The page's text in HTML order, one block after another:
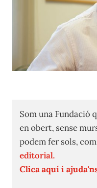
Som una Fundació
en obert, sense
podem fer sols,
editorial.
Clica aquí i